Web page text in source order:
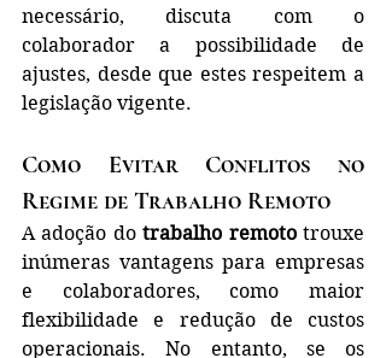
necessário, discuta com o
colaborador a possibilidade de
ajustes, desde que estes respeitem a
legislação vigente.
Como Evitar Conflitos no
Regime de Trabalho Remoto
A adoção do trabalho remoto trouxe
inúmeras vantagens para empresas
e colaboradores, como maior
flexibilidade e redução de custos
operacionais. No entanto, se os